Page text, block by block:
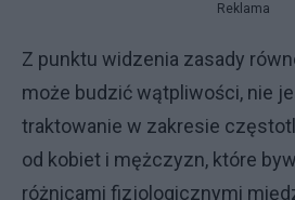
Reklama
Z punktu widzenia zasady
może budzić wątpliwości, nie
traktowanie w zakresie
od kobiet i mężczyzn, które
różnicami fizjologicznymi